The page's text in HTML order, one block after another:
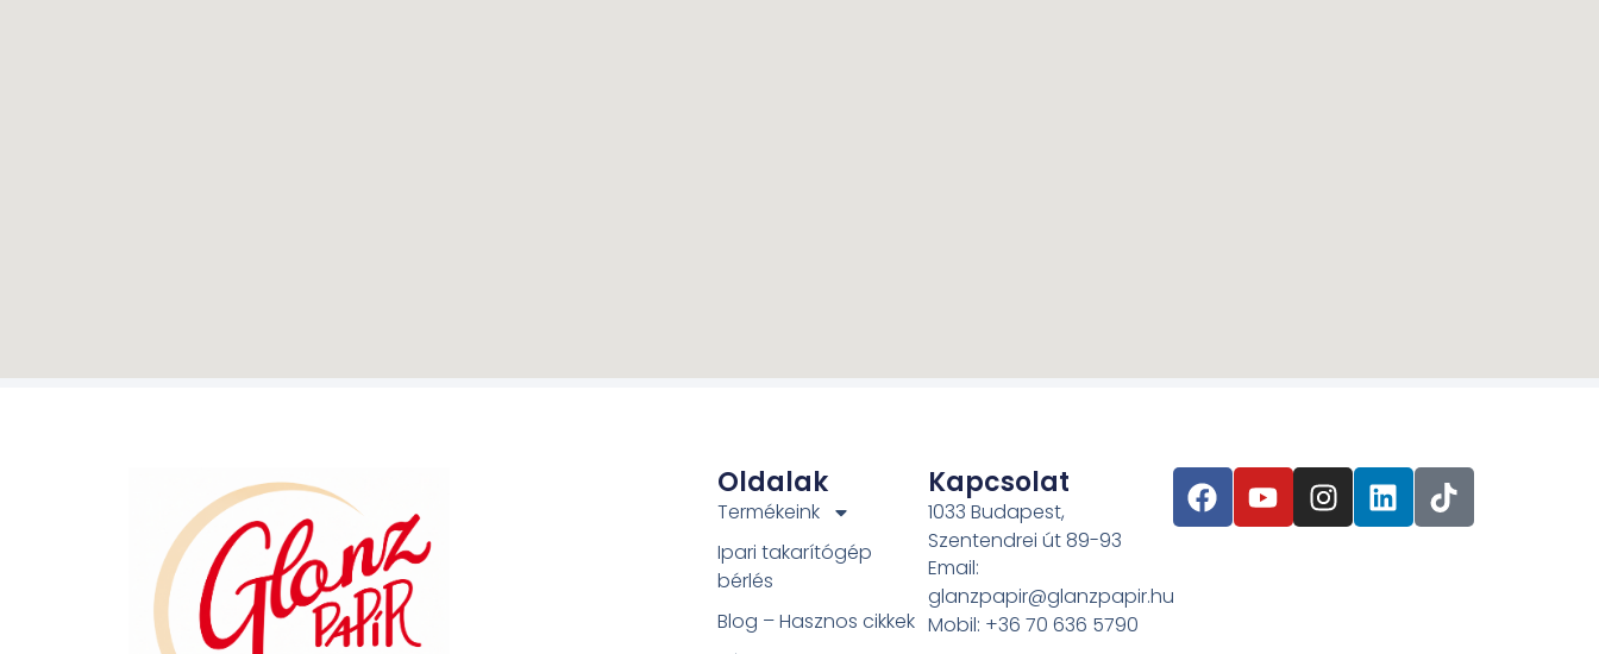
Oldalak
Termékeink
Ipari takarítógép
bérlés
Blog – Hasznos cikkek
Kapcsolat
1033 Budapest,
Szentendrei út 89-93
Email:
glanzpapir@glanzpapir.hu
Mobil: +36 70 636 5790